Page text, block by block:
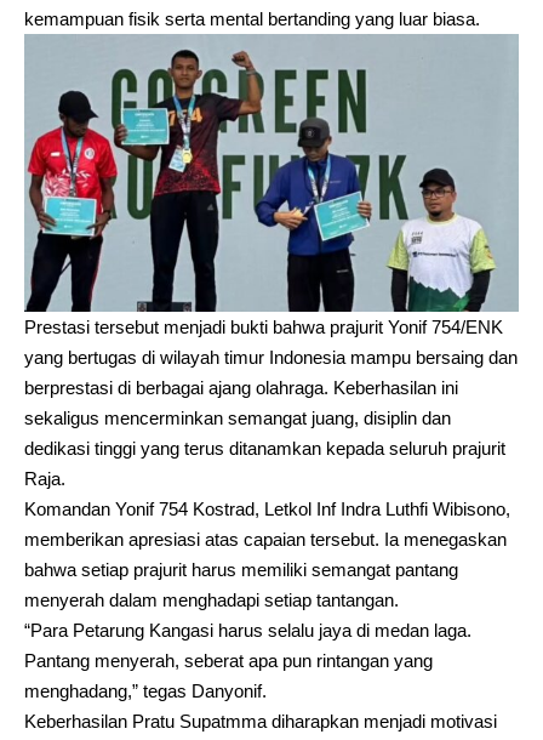
kemampuan fisik serta mental bertanding yang luar biasa.
Prestasi tersebut menjadi bukti bahwa prajurit Yonif 754/ENK
yang bertugas di wilayah timur Indonesia mampu bersaing dan
berprestasi di berbagai ajang olahraga. Keberhasilan ini
sekaligus mencerminkan semangat juang, disiplin dan
dedikasi tinggi yang terus ditanamkan kepada seluruh prajurit
Raja.
Komandan Yonif 754 Kostrad, Letkol Inf Indra Luthfi Wibisono,
memberikan apresiasi atas capaian tersebut. Ia menegaskan
bahwa setiap prajurit harus memiliki semangat pantang
menyerah dalam menghadapi setiap tantangan.
“Para Petarung Kangasi harus selalu jaya di medan laga.
Pantang menyerah, seberat apa pun rintangan yang
menghadang,” tegas Danyonif.
Keberhasilan Pratu Supatmma diharapkan menjadi motivasi